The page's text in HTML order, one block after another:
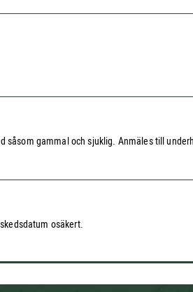
såsom gammal och sjuklig. Anmäles till
osäkert.